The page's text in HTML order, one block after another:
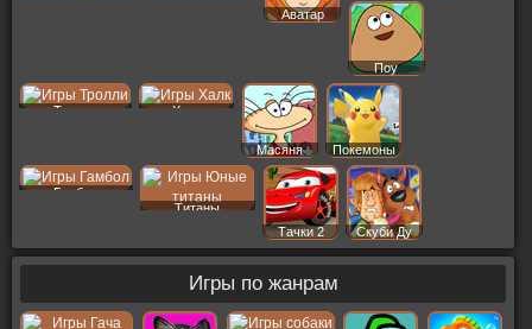
Аватар
Поу
Тролли Халк
Масяня Покемоны
Гамбол
Титаны
Тачки 2
Скуби Ду
Игры по жанрам